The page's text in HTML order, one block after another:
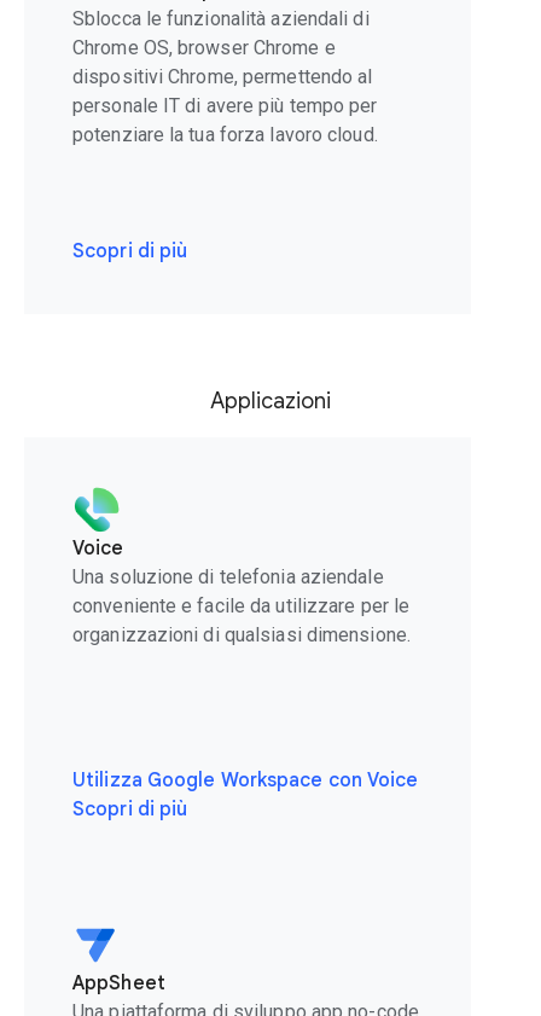
Sblocca le funzionalità aziendali di
Chrome OS, browser Chrome e
dispositivi Chrome, permettendo al
personale IT di avere più tempo per
potenziare la tua forza lavoro cloud.
Scopri di più
Applicazioni
Voice
Una soluzione di telefonia aziendale
conveniente e facile da utilizzare per le
organizzazioni di qualsiasi dimensione.
Utilizza Google Workspace con Voice
Scopri di più
AppSheet